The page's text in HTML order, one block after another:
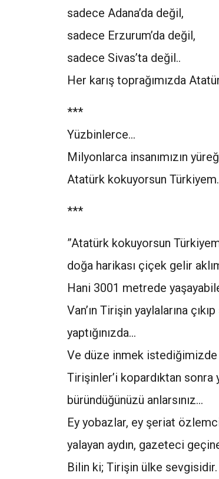
sadece Adana’da değil,
sadece Erzurum’da değil,
sadece Sivas’ta değil..
Her karış toprağımızda
***
Yüzbinlerce...
Milyonlarca insanımızın
Atatürk kokuyorsun
***
”Atatürk kokuyorsun
doğa harikası çiçek gelir
Hani 3001 metrede
Van’ın Tirişin yaylalarına
yaptığınızda…
Ve düze inmek
Tirişinler’i kopardıktan sonra
büründüğünüzü anlarsınız…
Ey yobazlar, ey şeriat
yalayan aydın, gazeteci
Bilin ki; Tirişin ülke sevgisidir.